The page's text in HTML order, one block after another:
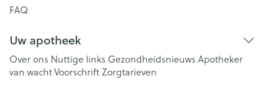
FAQ
Uw apotheek
Over ons Nuttige links Gezondheidsnieuws Apotheker
van wachtVoorschriftZorgtarieven